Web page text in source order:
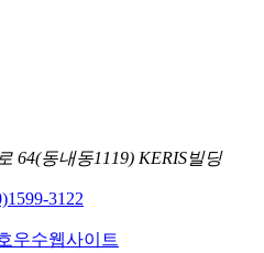
64(동내동1119) KERIS빌딩
1599-3122